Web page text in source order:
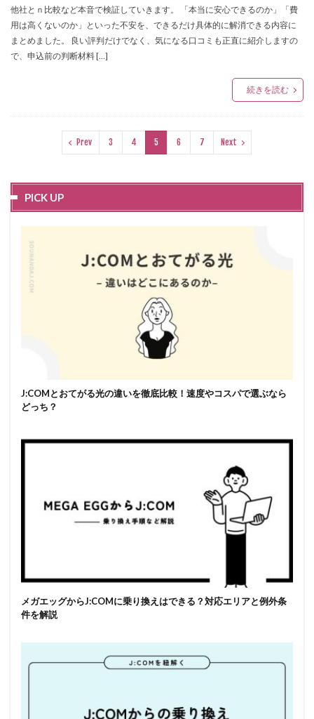
他社とｎ比較など本音で検証していきます。 「本当に安心できるのか」「費
用は高くないのか」といった不安を、できるだけ具体的に解消できる内容に
まとめました。 良い評判だけでなく、気になる口コミも正直に紹介しますの
で、申込前の判断材料 […]
続きを読む
Prev 3 4 5 6 7 Next
PICK UP
J:COMとおてがる光の違いを徹底比較！速度やコスパで選ぶなら
どっち？
メガエッグからJ:COMに乗り換えはできる？対応エリアと例外条
件を解説